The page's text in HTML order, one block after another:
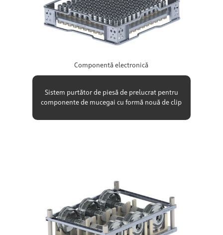
Componentă electronică
Sistem purtător de piesă de prelucrat pentru
componente de mucegai cu formă nouă de clip